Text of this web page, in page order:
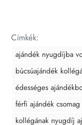
Címkék:
ajándék nyugdíjba
búcsúajándék
édességes
férfi ajándék csomag
kollégának nyugdíj